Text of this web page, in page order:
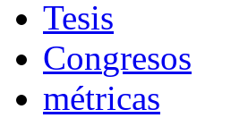
Tesis
Congresos
métricas